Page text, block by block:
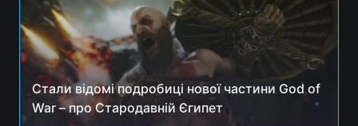
Стали відомі подробиці нової частини God of
War – про Стародавній Єгипет